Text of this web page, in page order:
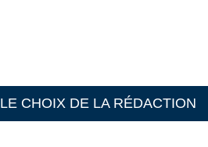
LE CHOIX DE LA RÉDACTION